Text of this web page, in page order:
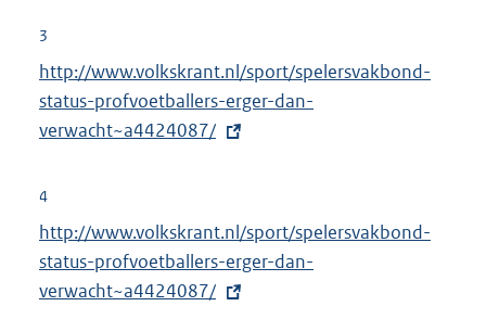
n
k
:
e
n
e
l
n
k
:
3
E
x
t
r
e
l
i
http://www.volkskrant.nl/sport/spelersvakbond-
status-profvoetballers-erger-dan-
verwacht~a4424087/
4
E
x
t
http://www.volkskrant.nl/sport/spelersvakbond-
status-profvoetballers-erger-dan-
verwacht~a4424087/